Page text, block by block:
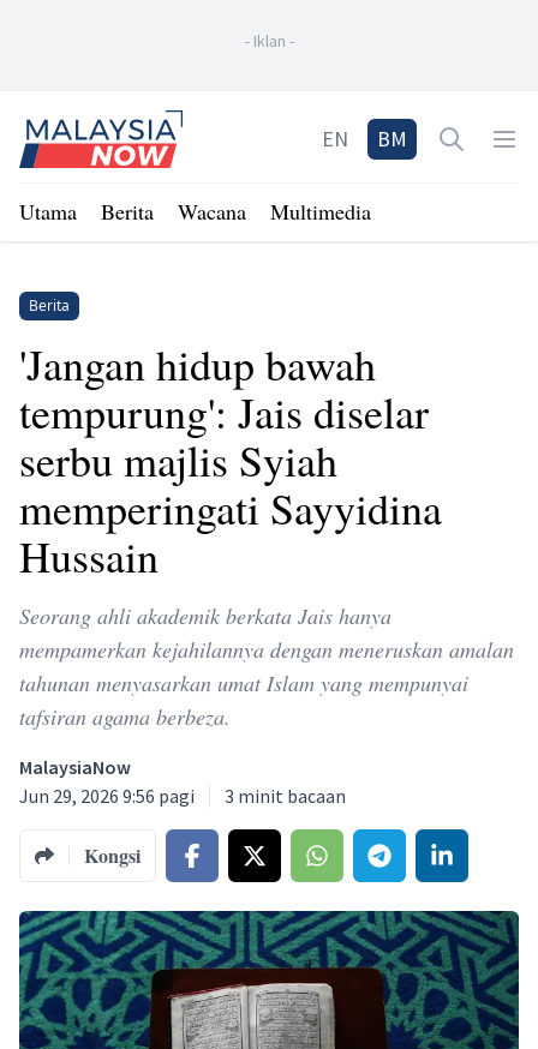
- Iklan -
Home
EN BM Open
Utama Berita Wacana Multimedia
Berita
'Jangan hidup bawah
tempurung': Jais diselar
serbu majlis Syiah
memperingati Sayyidina
Hussain
Seorang ahli akademik berkata Jais hanya
mempamerkan kejahilannya dengan meneruskan amalan
tahunan menyasarkan umat Islam yang mempunyai
tafsiran agama berbeza.
MalaysiaNow
Jun 29, 2026 9:56 pagi
3 minit bacaan
Kongsi